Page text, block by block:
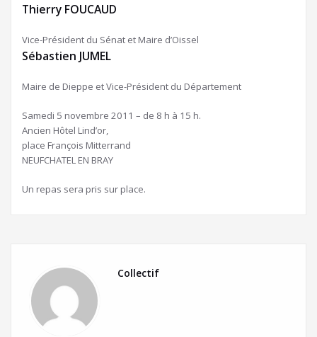
Thierry FOUCAUD
Vice-Président du Sénat et Maire d’Oissel
Sébastien JUMEL
Maire de Dieppe et Vice-Président du Département
Samedi 5 novembre 2011 – de 8 h à 15 h.
Ancien Hôtel Lind’or,
place François Mitterrand
NEUFCHATEL EN BRAY
Un repas sera pris sur place.
Collectif